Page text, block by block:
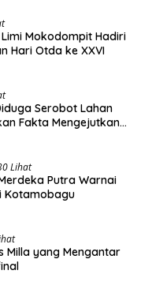
Mokodompit Hadiri
Hari Otda ke XXVI
Serobot Lahan
Fakta Mengejutkan
Lihat
Putra Warnai
Kotamobagu
Milla yang Mengantar